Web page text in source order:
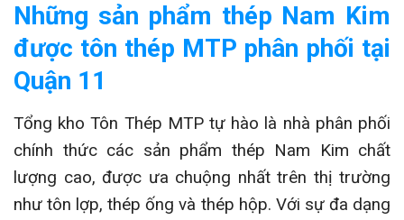
Những sản phẩm thép Nam Kim
được tôn thép MTP phân phối tại
Quận 11
Tổng kho Tôn Thép MTP tự hào là nhà phân phối
chính thức các sản phẩm thép Nam Kim chất
lượng cao, được ưa chuộng nhất trên thị trường
như tôn lợp, thép ống và thép hộp. Với sự đa dạng